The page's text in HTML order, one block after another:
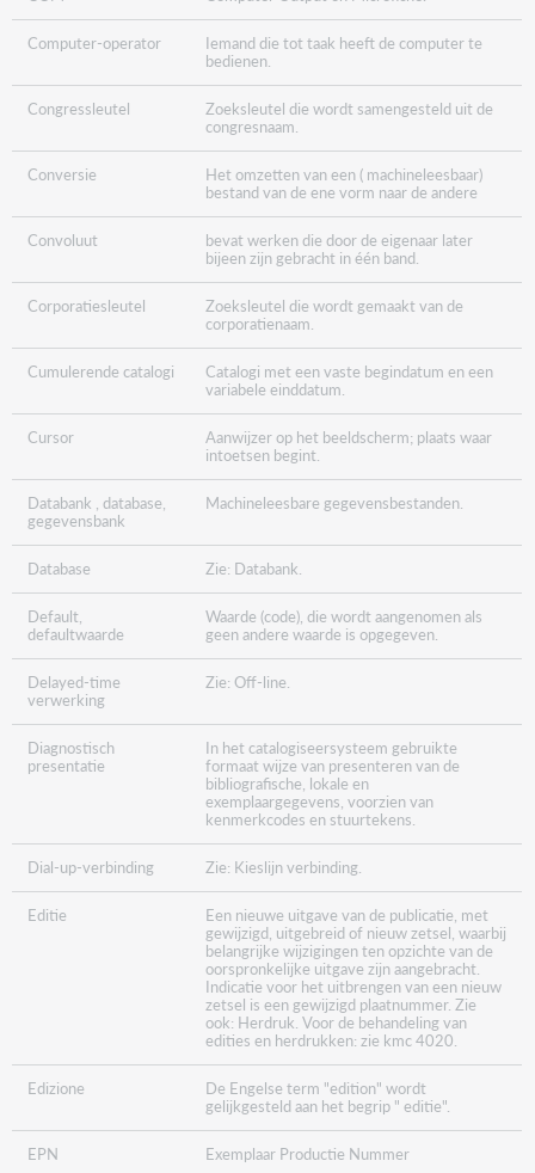
Computer-operator
Iemand die tot taak heeft de computer te
bedienen.
Congressleutel
Zoeksleutel die wordt samengesteld uit de
congresnaam.
Conversie
Het omzetten van een ( machineleesbaar)
bestand van de ene vorm naar de andere
Convoluut
bevat werken die door de eigenaar later
bijeen zijn gebracht in één band.
Corporatiesleutel
Zoeksleutel die wordt gemaakt van de
corporatienaam.
Cumulerende catalogi
Catalogi met een vaste begindatum en een
variabele einddatum.
Cursor
Aanwijzer op het beeldscherm; plaats waar
intoetsen begint.
Databank , database,
gegevensbank
Machineleesbare gegevensbestanden.
Database Zie: Databank.
Default,
defaultwaarde
Waarde (code), die wordt aangenomen als
geen andere waarde is opgegeven.
Delayed-time
verwerking
Zie: Off-line.
Diagnostisch
presentatie
In het catalogiseersysteem gebruikte
formaat wijze van presenteren van de
bibliografische, lokale en
exemplaargegevens, voorzien van
kenmerkcodes en stuurtekens.
Dial-up-verbinding Zie: Kieslijn verbinding.
Editie
Een nieuwe uitgave van de publicatie, met
gewijzigd, uitgebreid of nieuw zetsel, waarbij
belangrijke wijzigingen ten opzichte van de
oorspronkelijke uitgave zijn aangebracht.
Indicatie voor het uitbrengen van een nieuw
zetsel is een gewijzigd plaatnummer. Zie
ook: Herdruk. Voor de behandeling van
edities en herdrukken: zie kmc 4020.
Edizione
De Engelse term "edition" wordt
gelijkgesteld aan het begrip " editie".
EPN Exemplaar Productie Nummer